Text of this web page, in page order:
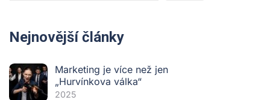
Nejnovější články
Marketing je více než jen
„Hurvínkova válka“
2025